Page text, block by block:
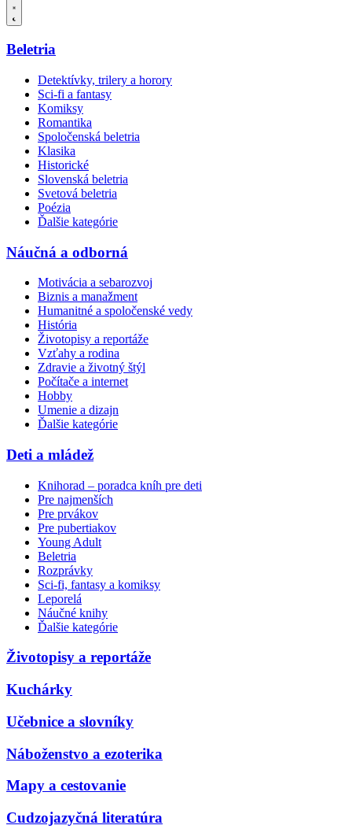
Beletria
Detektívky, trilery a horory
Sci-fi a fantasy
Komiksy
Romantika
Spoločenská beletria
Klasika
Historické
Slovenská beletria
Svetová beletria
Poézia
Ďalšie kategórie
Náučná a odborná
Motivácia a sebarozvoj
Biznis a manažment
Humanitné a spoločenské vedy
História
Životopisy a reportáže
Vzťahy a rodina
Zdravie a životný štýl
Počítače a internet
Hobby
Umenie a dizajn
Ďalšie kategórie
Deti a mládež
Knihorad – poradca kníh pre deti
Pre najmenších
Pre prvákov
Pre pubertiakov
Young Adult
Beletria
Rozprávky
Sci-fi, fantasy a komiksy
Leporelá
Náučné knihy
Ďalšie kategórie
Životopisy a reportáže
Kuchárky
Učebnice a slovníky
Náboženstvo a ezoterika
Mapy a cestovanie
Cudzojazyčná literatúra